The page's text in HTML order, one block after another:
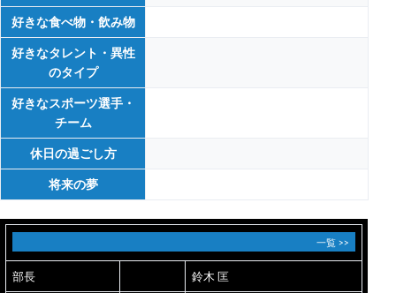
好きな食べ物・飲み物
好きなタレント・異性
のタイプ
好きなスポーツ選手・
チーム
休日の過ごし方
将来の夢
一覧 >>
部長 鈴木 匡